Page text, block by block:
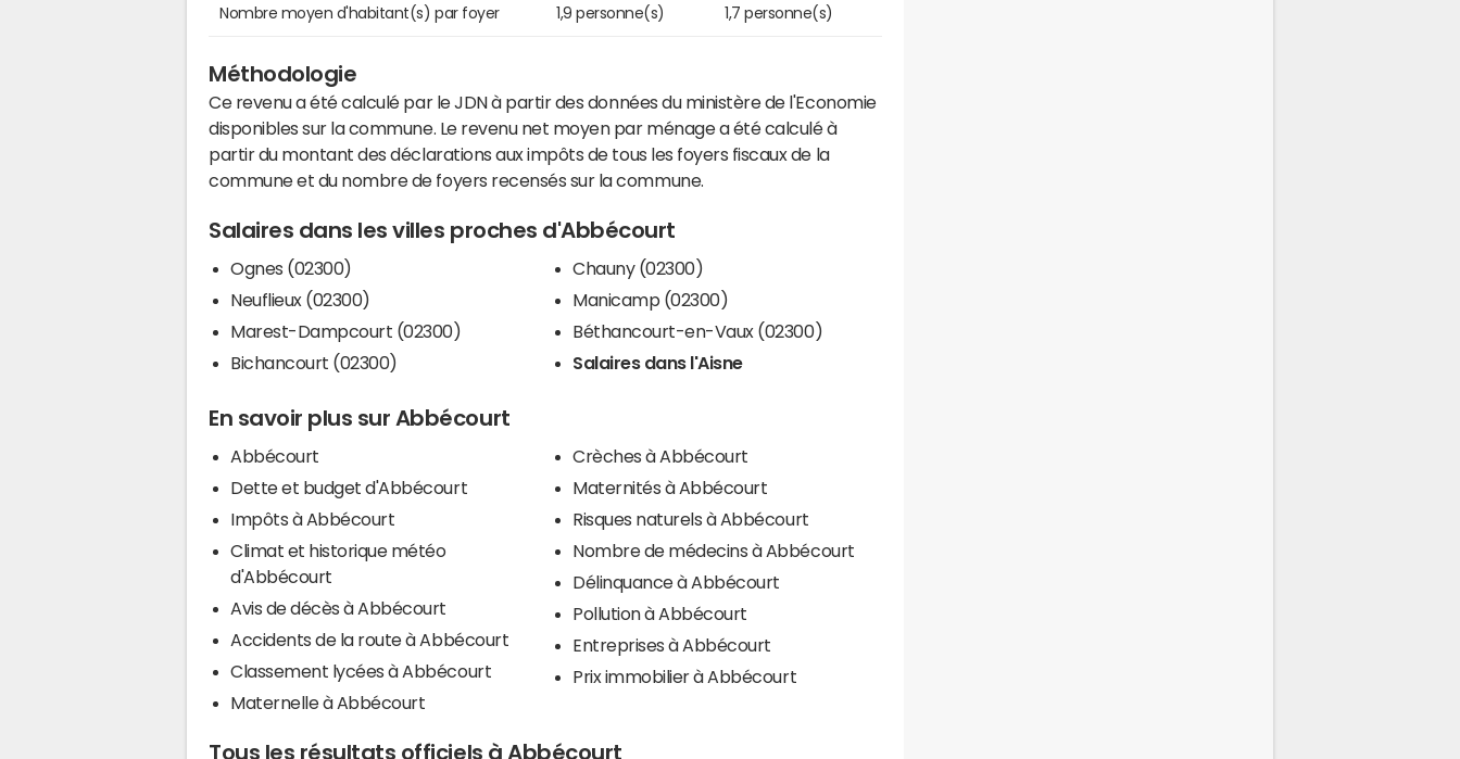
Nombre moyen d'habitant(s) par foyer 1,9 personne(s) 1,7 personne(s)
Méthodologie
Ce revenu a été calculé par le JDN à partir des données du ministère de l'Economie
disponibles sur la commune. Le revenu net moyen par ménage a été calculé à
partir du montant des déclarations aux impôts de tous les foyers fiscaux de la
commune et du nombre de foyers recensés sur la commune.
Salaires dans les villes proches d'Abbécourt
Ognes (02300)
Neuflieux (02300)
Marest-Dampcourt (02300)
Bichancourt (02300)
Chauny (02300)
Manicamp (02300)
Béthancourt-en-Vaux (02300)
Salaires dans l'Aisne
En savoir plus sur Abbécourt
Abbécourt
Dette et budget d'Abbécourt
Impôts à Abbécourt
Climat et historique météo
d'Abbécourt
Avis de décès à Abbécourt
Accidents de la route à Abbécourt
Classement lycées à Abbécourt
Maternelle à Abbécourt
Crèches à Abbécourt
Maternités à Abbécourt
Risques naturels à Abbécourt
Nombre de médecins à Abbécourt
Délinquance à Abbécourt
Pollution à Abbécourt
Entreprises à Abbécourt
Prix immobilier à Abbécourt
Tous les résultats officiels à Abbécourt